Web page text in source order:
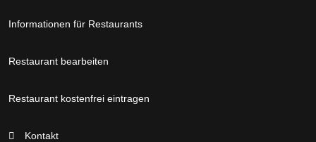
Informationen für Restaurants
Restaurant bearbeiten
Restaurant kostenfrei eintragen
Kontakt